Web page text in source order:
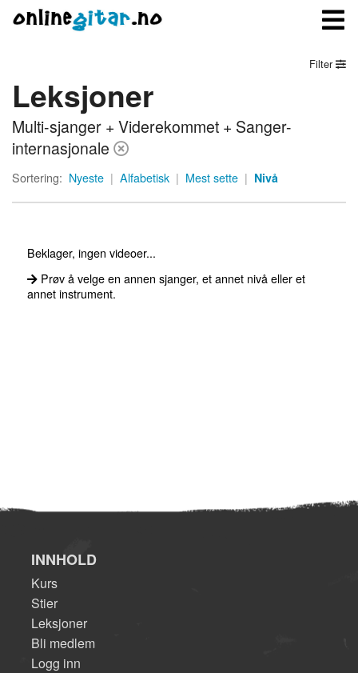
Meny
Logg inn
Bli medlem
Om onlinegitar.no
Filter
Leksjoner
Multi-sjanger + Viderekommet + Sanger-
internasjonale
Sortering: Nyeste | Alfabetisk | Mest sette | Nivå
Beklager, ingen videoer...
Prøv å velge en annen sjanger, et annet nivå eller et
annet instrument.
INNHOLD
Kurs
Stier
Leksjoner
Bli medlem
Logg inn